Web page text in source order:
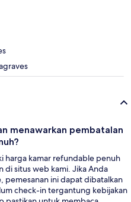
menawarkan pembatalan
harga kamar refundable penuh
di situs web kami. Jika Anda
pemesanan ini dapat dibatalkan
check-in tergantung kebijakan